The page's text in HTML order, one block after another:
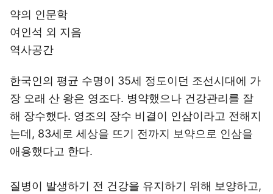
약의 인문학
여인석 외 지음
역사공간
한국인의 평균 수명이 35세 정도이던 조선시대에 가
장 오래 산 왕은 영조다. 병약했으나 건강관리를 잘
해 장수했다. 영조의 장수 비결이 인삼이라고 전해지
는데, 83세로 세상을 뜨기 전까지 보약으로 인삼을
애용했다고 한다.
질병이 발생하기 전 건강을 유지하기 위해 보양하고,